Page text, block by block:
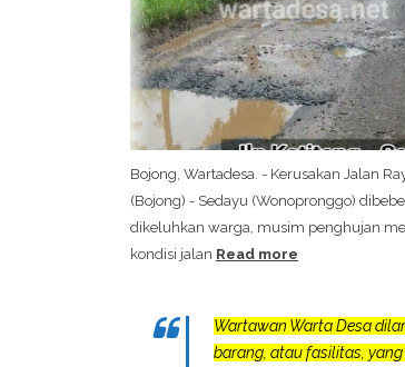
Bojong, Wartadesa. - Kerusakan Jalan
(Bojong) - Sedayu (Wonopronggo)
dikeluhkan warga, musim penghujan
kondisi jalan Read more
Wartawan Warta Desa
barang, atau fasilitas,